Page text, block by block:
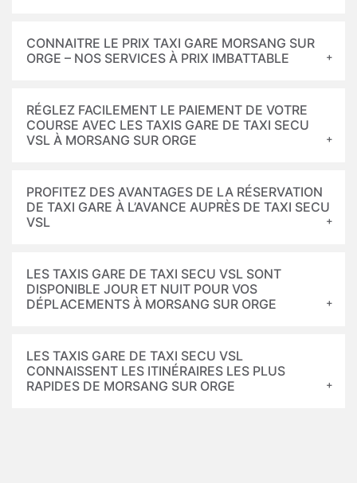
CONNAITRE LE PRIX TAXI GARE MORSANG SUR
ORGE – NOS SERVICES À PRIX IMBATTABLE
RÉGLEZ FACILEMENT LE PAIEMENT DE VOTRE
COURSE AVEC LES TAXIS GARE DE TAXI SECU
VSL À MORSANG SUR ORGE
PROFITEZ DES AVANTAGES DE LA RÉSERVATION
DE TAXI GARE À L’AVANCE AUPRÈS DE TAXI SECU
VSL
LES TAXIS GARE DE TAXI SECU VSL SONT
DISPONIBLE JOUR ET NUIT POUR VOS
DÉPLACEMENTS À MORSANG SUR ORGE
LES TAXIS GARE DE TAXI SECU VSL
CONNAISSENT LES ITINÉRAIRES LES PLUS
RAPIDES DE MORSANG SUR ORGE